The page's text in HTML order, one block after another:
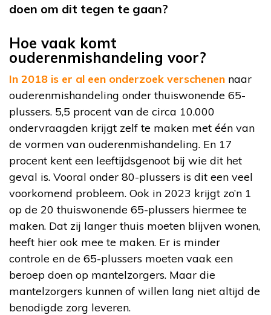
doen om dit tegen te gaan?
Hoe vaak komt
ouderenmishandeling voor?
In 2018 is er al een onderzoek verschenen naar
ouderenmishandeling onder thuiswonende 65-
plussers. 5,5 procent van de circa 10.000
ondervraagden krijgt zelf te maken met één van
de vormen van ouderenmishandeling. En 17
procent kent een leeftijdsgenoot bij wie dit het
geval is. Vooral onder 80-plussers is dit een veel
voorkomend probleem. Ook in 2023 krijgt zo’n 1
op de 20 thuiswonende 65-plussers hiermee te
maken. Dat zij langer thuis moeten blijven wonen,
heeft hier ook mee te maken. Er is minder
controle en de 65-plussers moeten vaak een
beroep doen op mantelzorgers. Maar die
mantelzorgers kunnen of willen lang niet altijd de
benodigde zorg leveren.